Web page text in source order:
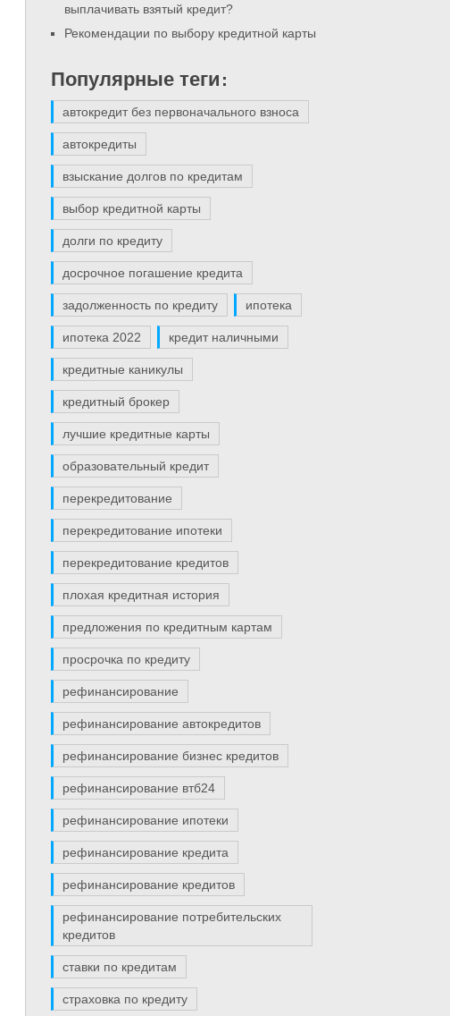
выплачивать взятый кредит?
Рекомендации по выбору кредитной карты
Популярные теги:
автокредит без первоначального взноса
автокредиты
взыскание долгов по кредитам
выбор кредитной карты
долги по кредиту
досрочное погашение кредита
задолженность по кредиту ипотека
ипотека 2022 кредит наличными
кредитные каникулы
кредитный брокер
лучшие кредитные карты
образовательный кредит
перекредитование
перекредитование ипотеки
перекредитование кредитов
плохая кредитная история
предложения по кредитным картам
просрочка по кредиту
рефинансирование
рефинансирование автокредитов
рефинансирование бизнес кредитов
рефинансирование втб24
рефинансирование ипотеки
рефинансирование кредита
рефинансирование кредитов
рефинансирование потребительских
кредитов
ставки по кредитам
страховка по кредиту